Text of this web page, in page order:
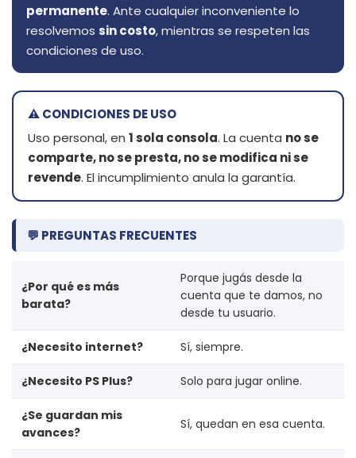
permanente. Ante cualquier inconveniente lo
resolvemos sin costo, mientras se respeten las
condiciones de uso.
⚠️ CONDICIONES DE USO
Uso personal, en 1 sola consola. La cuenta no se
comparte, no se presta, no se modifica ni se
revende. El incumplimiento anula la garantía.
💬 PREGUNTAS FRECUENTES
¿Por qué es más
barata?
Porque jugás desde la
cuenta que te damos, no
desde tu usuario.
¿Necesito internet? Sí, siempre.
¿Necesito PS Plus? Solo para jugar online.
¿Se guardan mis
avances?
Sí, quedan en esa cuenta.